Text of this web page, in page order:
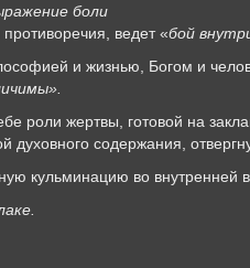
боли
ведет «бой
и жизнью, Богом и
роли жертвы, готовой на
духовного содержания,
кульминацию во внутренней